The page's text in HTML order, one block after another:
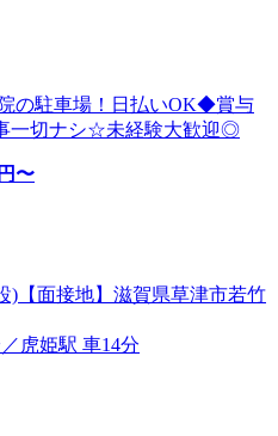
の駐車場！日払いOK◆賞与
一切ナシ☆未経験大歓迎◎
円〜
)【面接地】滋賀県草津市若竹
虎姫駅 車14分